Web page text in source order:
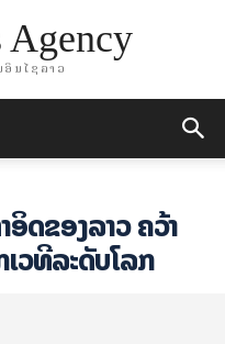
Agency
ນໄຊລາວ
ດຂອງລາວ ຄວ້າ
ວທີລະດັບໂລກ